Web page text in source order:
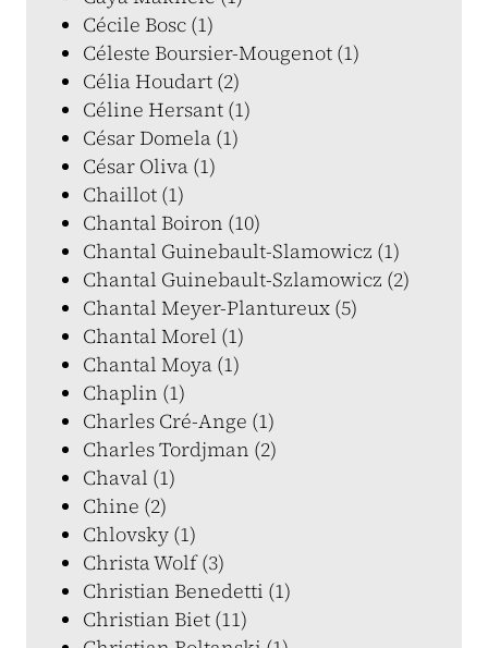
Cécile Bosc (1)
Céleste Boursier-Mougenot (1)
Célia Houdart (2)
Céline Hersant (1)
César Domela (1)
César Oliva (1)
Chaillot (1)
Chantal Boiron (10)
Chantal Guinebault-Slamowicz (1)
Chantal Guinebault-Szlamowicz (2)
Chantal Meyer-Plantureux (5)
Chantal Morel (1)
Chantal Moya (1)
Chaplin (1)
Charles Cré-Ange (1)
Charles Tordjman (2)
Chaval (1)
Chine (2)
Chlovsky (1)
Christa Wolf (3)
Christian Benedetti (1)
Christian Biet (11)